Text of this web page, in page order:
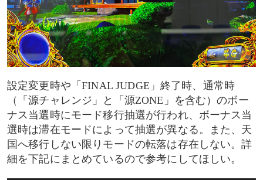
設定変更時や「FINAL JUDGE」終了時、通常時
（「源チャレンジ」と「源ZONE」を含む）のボー
ナス当選時にモード移行抽選が行われ、ボーナス当
選時は滞在モードによって抽選が異なる。また、天
国へ移行しない限りモードの転落は存在しない。詳
細を下記にまとめているので参考にしてほしい。